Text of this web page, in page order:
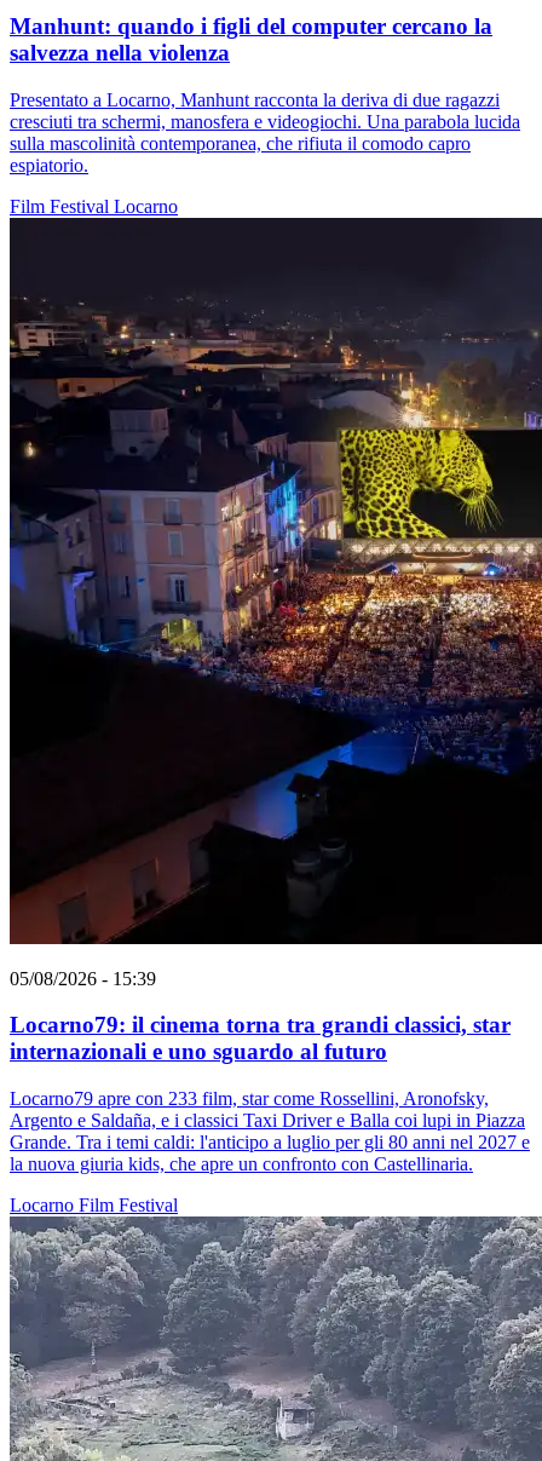
Manhunt: quando i figli del computer cercano la
salvezza nella violenza
Presentato a Locarno, Manhunt racconta la deriva di due ragazzi
cresciuti tra schermi, manosfera e videogiochi. Una parabola lucida
sulla mascolinità contemporanea, che rifiuta il comodo capro
espiatorio.
Film Festival Locarno
05/08/2026 - 15:39
Locarno79: il cinema torna tra grandi classici, star
internazionali e uno sguardo al futuro
Locarno79 apre con 233 film, star come Rossellini, Aronofsky,
Argento e Saldaña, e i classici Taxi Driver e Balla coi lupi in Piazza
Grande. Tra i temi caldi: l'anticipo a luglio per gli 80 anni nel 2027 e
la nuova giuria kids, che apre un confronto con Castellinaria.
Locarno Film Festival